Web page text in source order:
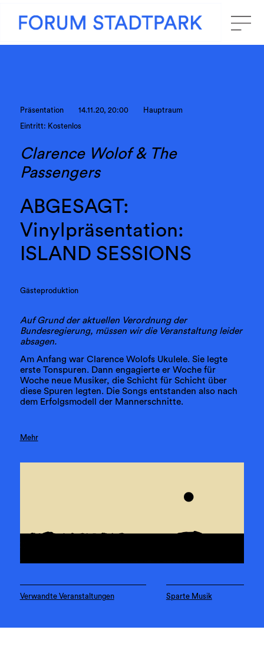
Präsentation 14.11.20, 20:00 Hauptraum
Eintritt: Kostenlos
Clarence Wolof & The
Passengers
ABGESAGT:
Vinylpräsentation:
ISLAND SESSIONS
Gästeproduktion
Auf Grund der aktuellen Verordnung der
Bundesregierung, müssen wir die Veranstaltung leider
absagen.
Am Anfang war Clarence Wolofs Ukulele. Sie legte
erste Tonspuren. Dann engagierte er Woche für
Woche neue Musiker, die Schicht für Schicht über
diese Spuren legten. Die Songs entstanden also nach
dem Erfolgsmodell der Mannerschnitte.
Mehr
Verwandte Veranstaltungen Sparte Musik